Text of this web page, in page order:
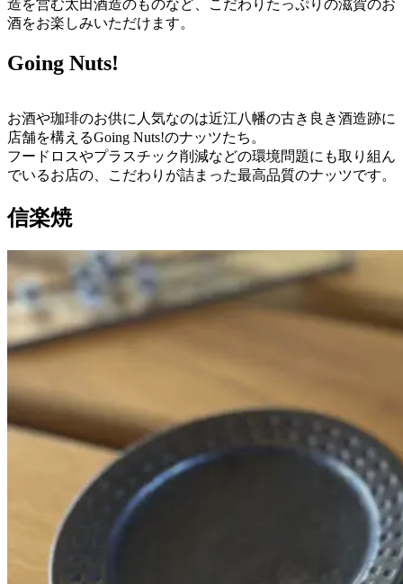
造を営む太田酒造のものなど、こだわりたっぷりの滋賀のお
酒をお楽しみいただけます。
Going Nuts!
お酒や珈琲のお供に人気なのは近江八幡の古き良き酒造跡に
店舗を構えるGoing Nuts!のナッツたち。
フードロスやプラスチック削減などの環境問題にも取り組ん
でいるお店の、こだわりが詰まった最高品質のナッツです。
信楽焼